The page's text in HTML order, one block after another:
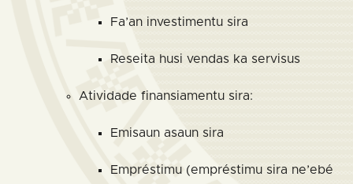
Fa’an investimentu sira
Reseita husi vendas ka servisus
Atividade finansiamentu sira:
Emisaun asaun sira
Empréstimu (empréstimu sira ne’ebé